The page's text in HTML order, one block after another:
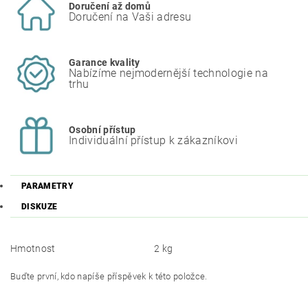
Doručení až domů
Doručení na Vaši adresu
Garance kvality
Nabízíme nejmodernější technologie na
trhu
Osobní přístup
Individuální přístup k zákazníkovi
PARAMETRY
DISKUZE
Hmotnost 2 kg
Buďte první, kdo napíše příspěvek k této položce.